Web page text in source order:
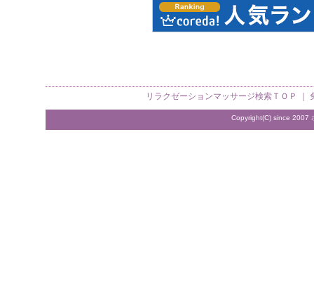
リラクゼーションマッサージ検索 ＴＯＰ ｜
Copyright(C) since 2007